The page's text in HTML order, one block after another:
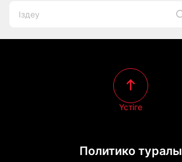
Политико туралы
Үстіге